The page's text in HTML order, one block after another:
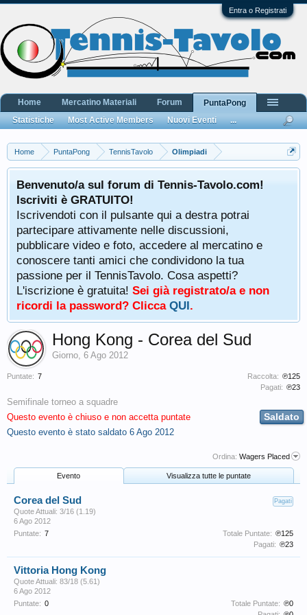
Entra o Registrati
Home PuntaPong TennisTavolo Olimpiadi
Benvenuto/a sul forum di Tennis-Tavolo.com!
Iscriviti è GRATUITO!
Iscrivendoti con il pulsante qui a destra potrai
partecipare attivamente nelle discussioni,
pubblicare video e foto, accedere al mercatino e
conoscere tanti amici che condividono la tua
passione per il TennisTavolo. Cosa aspetti?
L'iscrizione è gratuita! Sei già registrato/a e non
ricordi la password? Clicca QUI.
Puntate: 7 Raccolta: ℗125
Pagati: ℗23
Hong Kong - Corea del Sud
Giorno, 6 Ago 2012
Saldato
Semifinale torneo a squadre
Questo evento è chiuso e non accetta puntate
Questo evento è stato saldato 6 Ago 2012
Ordina: Wagers Placed
Evento Visualizza tutte le puntate
Pagati
Corea del Sud
Quote Attuali: 3/16 (1.19)
6 Ago 2012
Puntate: 7 Totale Puntate: ℗125
Pagati: ℗23
Vittoria Hong Kong
Quote Attuali: 83/18 (5.61)
6 Ago 2012
Puntate: 0 Totale Puntate: ℗0
Home Mercatino Materiali Forum
PuntaPong
Statistiche
Most Active Members Nuovi Eventi ...